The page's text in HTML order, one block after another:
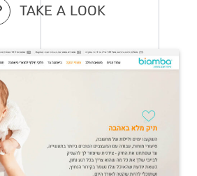
TAKE A LOOK